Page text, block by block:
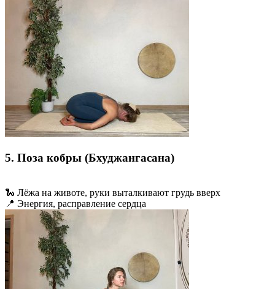
5. Поза кобры (Бхуджангасана)
🐍 Лёжа на животе, руки выталкивают грудь вверх
📍 Энергия, расправление сердца